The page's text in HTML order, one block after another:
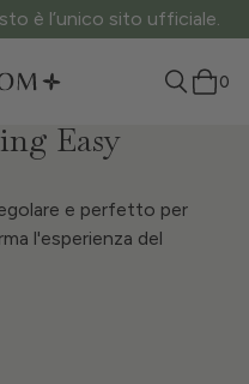
è l’unico sito ufficiale.
0
Easy
e perfetto per
l'esperienza del